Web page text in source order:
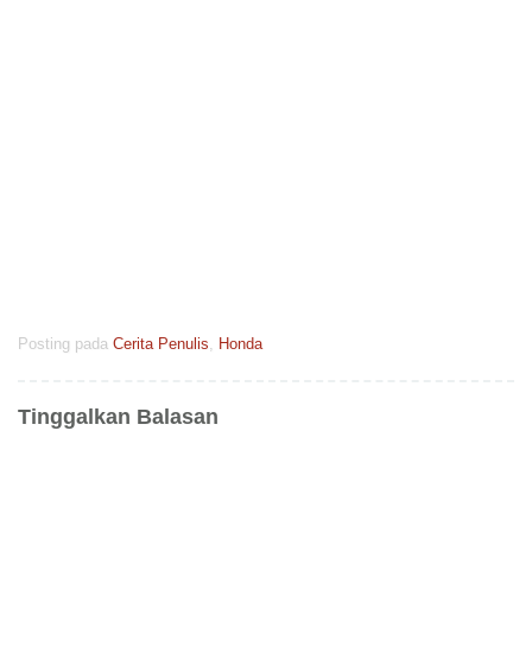
Posting pada Cerita Penulis Honda
Tinggalkan Balasan